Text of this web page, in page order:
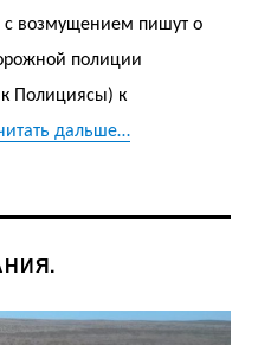
с возмущением пишут о
полиции
Полициясы) к
дальше…